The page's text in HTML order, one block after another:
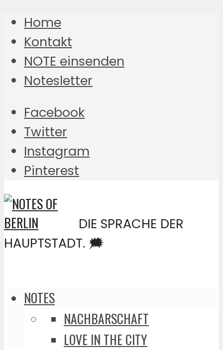
Home
Kontakt
NOTE einsenden
Notesletter
Facebook
Twitter
Instagram
Pinterest
DIE SPRACHE DER
HAUPTSTADT. 🗯️
NOTES
NACHBARSCHAFT
LOVE IN THE CITY